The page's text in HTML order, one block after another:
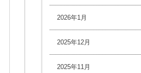
2026年1月
2025年12月
2025年11月